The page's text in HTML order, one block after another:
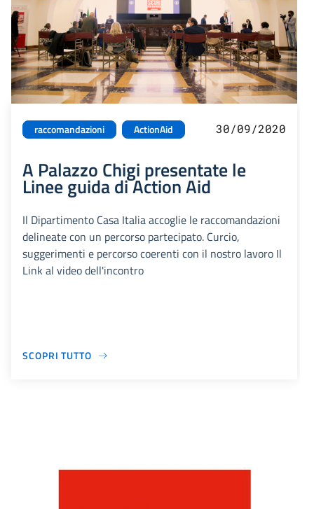
raccomandazioni ActionAid 30/09/2020
A Palazzo Chigi presentate le
Linee guida di Action Aid
Il Dipartimento Casa Italia accoglie le raccomandazioni
delineate con un percorso partecipato. Curcio,
suggerimenti e percorso coerenti con il nostro lavoro Il
Link al video dell'incontro
SCOPRI TUTTO